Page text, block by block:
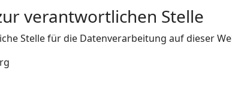
verantwortlichen Stelle
Stelle für die Datenverarbeitung auf dieser